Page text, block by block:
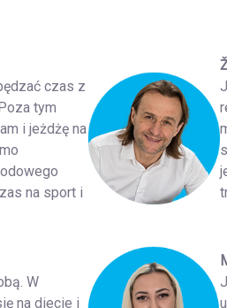
czas z
tym
i jeżdżę na
na sport i
W
na diecie i